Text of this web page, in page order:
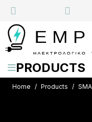
PRODUCTS
Home Products